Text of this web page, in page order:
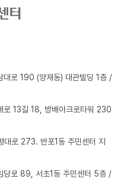
로 190 (양재동) 대관빌딩 1층 /
13길 18, 방배아크로타워 230
로 273. 반포1동 주민센터 지
로 89, 서초1동 주민센터 5층 /